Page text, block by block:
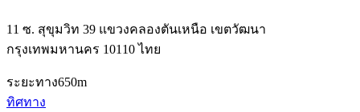
11 ซ. สุขุมวิท 39 แขวงคลองตันเหนือ เขตวัฒนา
กรุงเทพมหานคร 10110 ไทย
ระยะทาง650m
ทิศทาง